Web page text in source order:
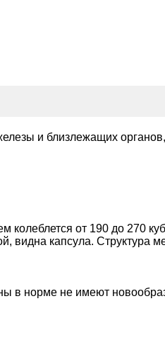
и близлежащих
от 190 до 270
видна капсула. Структура
в норме не имеют